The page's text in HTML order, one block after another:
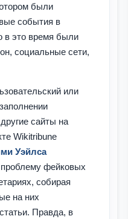
были
события в
в это время были
социальные сети,
или
сайты на
Wikitribune
Уэйлса
фейковых
собирая
на них
Правда, в